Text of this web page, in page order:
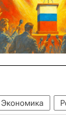
Экономика